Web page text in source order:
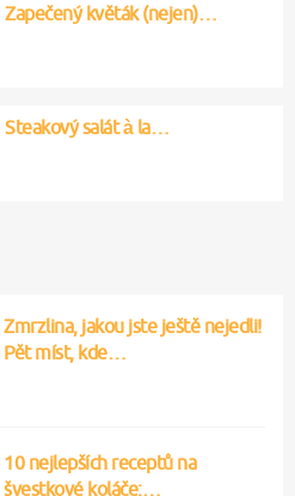
Steakový salát à la…
Zapečený květák (nejen)…
Zmrzlina, jakou jste ještě nejedli!
Pět míst, kde…
10 nejlepších receptů na
švestkové koláče:…